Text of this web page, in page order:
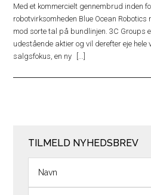
Med et kommercielt gennembrud inden
robotvirksomheden Blue Ocean
mod sorte tal på bundlinjen. 3C Groups
udestående aktier og vil derefter eje
salgsfokus, en ny
TILMELD NYHEDSBREV